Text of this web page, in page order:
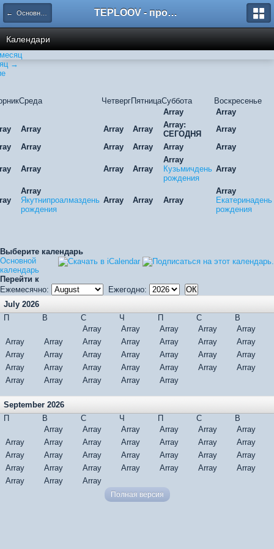
← Основной календарь TEPLOOV - программный комплекс для расчёта систем отопления и вентиляции
Календари
→
Среда ЧетвергПятницаСуббота
Воскресенье
Array
Array
Array Array Array
Array:
СЕГОДНЯ
Array
Array Array Array Array Array
Array Array Array
Array
Кузьмичдень
рождения
Array
Array
Якутнипроалмаздень
рождения
Array Array Array
Array
Екатеринадень
рождения
Выберите календарь
Основной
календарь
Перейти к
Ежемесячно:
Ежегодно:
July 2026
П
В С Ч П С
В
Array
Array Array Array
Array
Array
Array Array Array Array Array
Array
Array
Array Array Array Array Array
Array
Array
Array Array Array Array Array
Array
Array
Array Array Array Array
September 2026
П
В С Ч П С
В
Array
Array Array Array Array
Array
Array
Array Array Array Array Array
Array
Array
Array Array Array Array Array
Array
Array
Array Array Array Array Array
Array
Array
Array Array
Полная версия